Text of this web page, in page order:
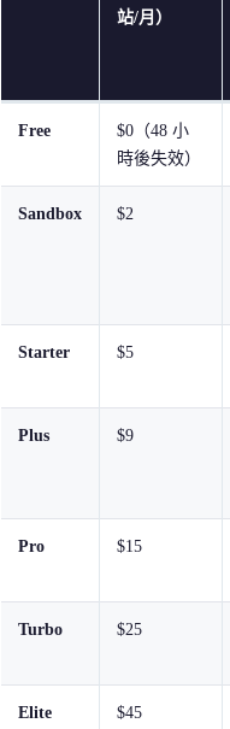
站/月）
Free
$0（48 小
時後失效）
Sandbox $2
Starter $5
Plus $9
Pro $15
Turbo $25
Elite $45